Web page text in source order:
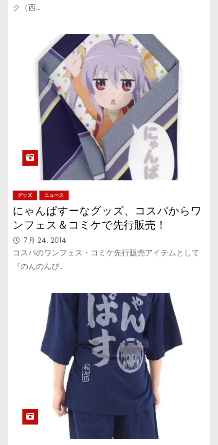
ク（西…
グッズ ニュース
にゃんぱすーなグッズ、コスパからワ
ンフェス＆コミケで先行販売！
7月 24, 2014
コスパのワンフェス・コミケ先行販売アイテムとして
『のんのんび…